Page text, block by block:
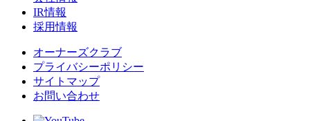
IR情報
採用情報
オーナーズクラブ
プライバシーポリシー
サイトマップ
お問い合わせ